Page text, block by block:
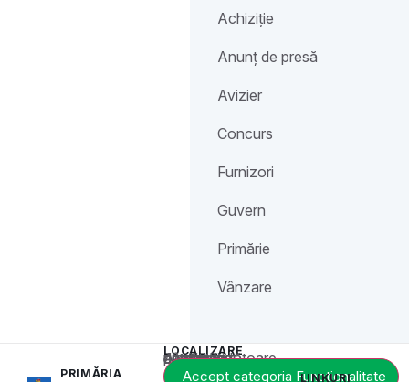
Achiziție
Anunț de presă
Avizier
Concurs
Furnizori
Guvern
Primărie
Vânzare
PRIMĂRIA
LOCALIZARE
Acest conținut este blocat până când acceptați categoria corespunzătoare de cookie-uri.
Accept categoria Funcționalitate
LINKURI